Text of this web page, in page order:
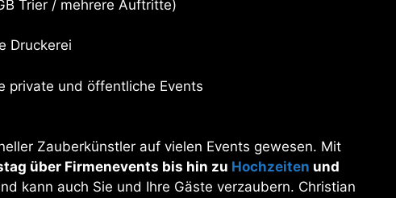
Trier / mehrere Auftritte)
Druckerei
private und öffentliche Events
Zauberkünstler auf vielen Events gewesen. Mit
über Firmenevents bis hin zu Hochzeiten und
kann auch Sie und Ihre Gäste verzaubern. Christian